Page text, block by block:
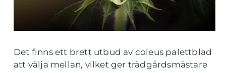
Det finns ett brett utbud av coleus palettblad
att välja mellan, vilket ger trädgårdsmästare